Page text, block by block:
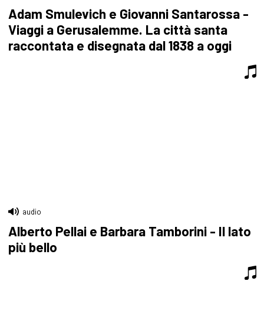
Adam Smulevich e Giovanni Santarossa -
Viaggi a Gerusalemme. La città santa
raccontata e disegnata dal 1838 a oggi
audio
Alberto Pellai e Barbara Tamborini - Il lato
più bello